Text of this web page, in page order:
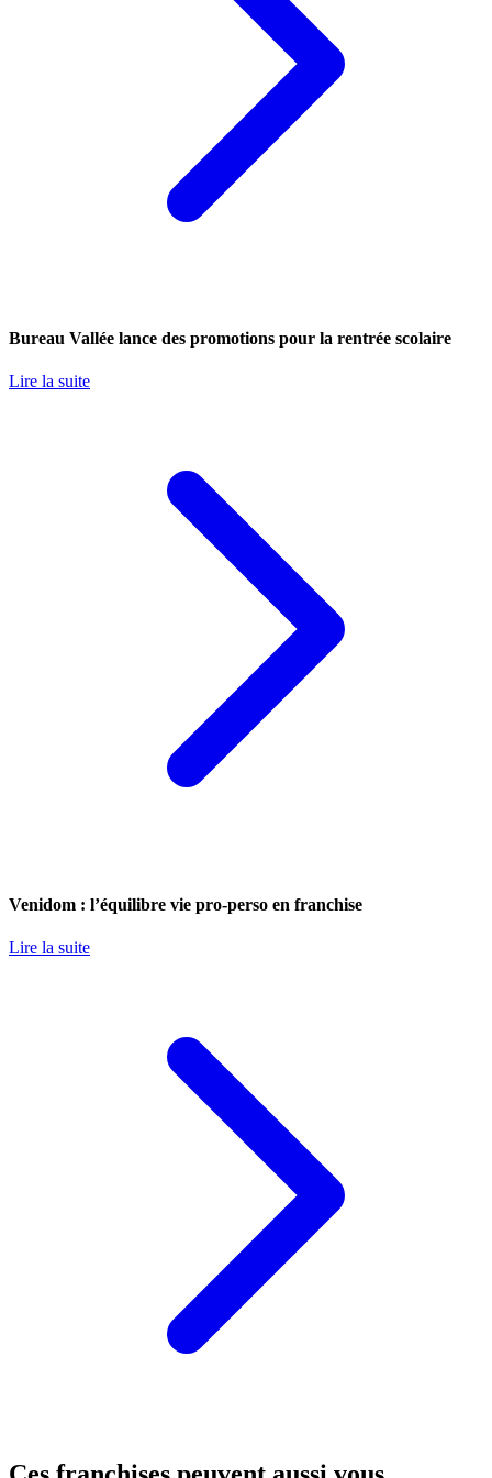
Bureau Vallée lance des promotions pour la rentrée scolaire
Lire la suite
Venidom : l’équilibre vie pro-perso en franchise
Lire la suite